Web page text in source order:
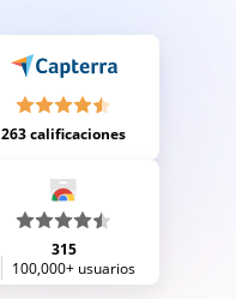
263 calificaciones
315
100,000+ usuarios